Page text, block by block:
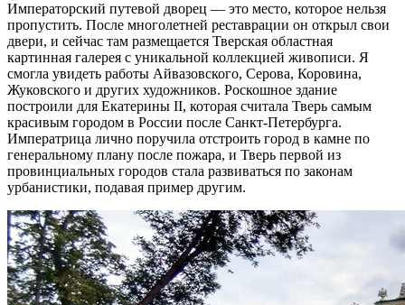
Императорский путевой дворец — это место, которое нельзя
пропустить. После многолетней реставрации он открыл свои
двери, и сейчас там размещается Тверская областная
картинная галерея с уникальной коллекцией живописи. Я
смогла увидеть работы Айвазовского, Серова, Коровина,
Жуковского и других художников. Роскошное здание
построили для Екатерины II, которая считала Тверь самым
красивым городом в России после Санкт-Петербурга.
Императрица лично поручила отстроить город в камне по
генеральному плану после пожара, и Тверь первой из
провинциальных городов стала развиваться по законам
урбанистики, подавая пример другим.